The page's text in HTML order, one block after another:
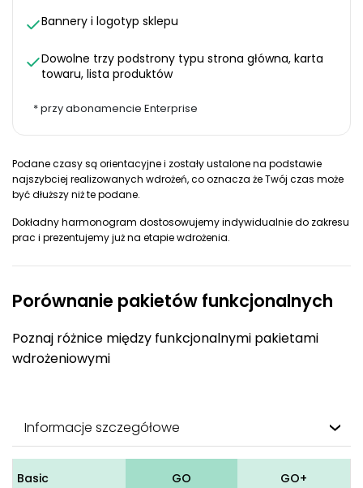
Bannery i logotyp sklepu
Dowolne trzy podstrony typu strona główna, karta
towaru, lista produktów
*przy abonamencie Enterprise
Podane czasy są orientacyjne i zostały ustalone na podstawie
najszybciej realizowanych wdrożeń, co oznacza że Twój czas może
być dłuższy niż te podane.
Dokładny harmonogram dostosowujemy indywidualnie do zakresu
prac i prezentujemy już na etapie wdrożenia.
Porównanie pakietów funkcjonalnych
Poznaj różnice między funkcjonalnymi pakietami
wdrożeniowymi
Informacje szczegółowe
Basic GO GO+